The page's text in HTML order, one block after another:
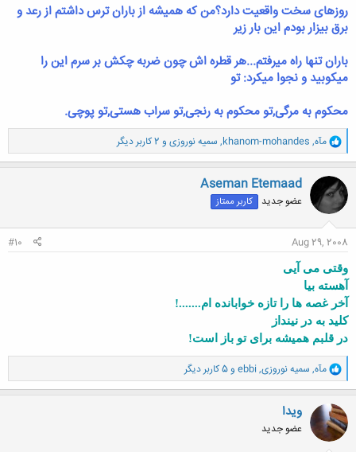
روزهای سخت واقعیت دارد؟من که همیشه از باران ترس داشتم از رعد و
برق بیزار بودم این بار زیر
باران تنها راه میرفتم...هر قطره اش چون ضربه چکش بر سرم این را
میکوبید و نجوا میکرد: تو
محکوم به مرگی,تو محکوم به رنجی,تو سراب هستی,تو پوچی.
و
ا
ک
ن
ش
ه
ا
مآه,
khanom-mohandes
, سمیه نوروزی و 2 کاربر دیگر
Aseman Etemaad
عضو جدید کاربر ممتاز
Aug 29, 2008
#10
وقتی می آیی
آهسته بیا
آخر غصه ها را تازه خوابانده ام.......!
کلید به در نینداز
در قلبم همیشه برای تو باز است!
و
ا
ک
ن
ش
ه
ا
مآه, سمیه نوروزی,
ebbi و 5 کاربر دیگر
ویدا
عضو جدید